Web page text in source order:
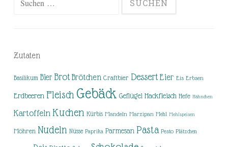
Zutaten
Basilikum Bier Brot Brötchen Craftbier Dessert Eier Eis Erbsen
Erdbeeren Fleisch Gebäck Geflügel Hackfleisch Hefe Hähnchen
Kartoffeln Kuchen Kürbis Mandeln Marzipan Mehl Mehlspeisen
Möhren Nudeln Nüsse Paprika Parmesan Pasta Pesto Plätzchen